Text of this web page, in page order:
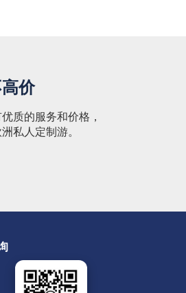
价
质的服务和价格，
私人定制游。